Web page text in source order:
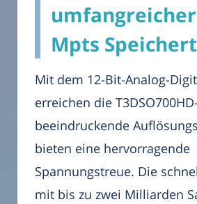
Mpts
Mit dem 12-Bit-Analog-
erreichen die
beeindruckende
bieten eine hervorragende
Spannungstreue. Die
mit bis zu zwei Milliarden